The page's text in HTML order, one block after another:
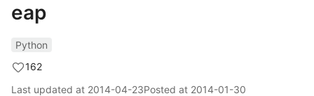
eap
Python
162
Last updated at 2014-04-23Posted at 2014-01-30